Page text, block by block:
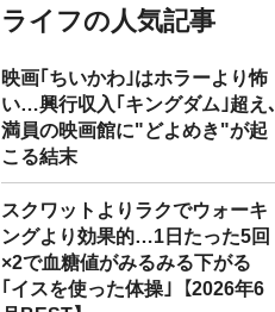
ライフの人気記事
映画｢ちいかわ｣はホラーより怖
い…興行収入｢キングダム｣超え､
満員の映画館に"どよめき"が起
こる結末
スクワットよりラクでウォーキ
ングより効果的…1日たった5回
×2で血糖値がみるみる下がる
｢イスを使った体操｣【2026年6